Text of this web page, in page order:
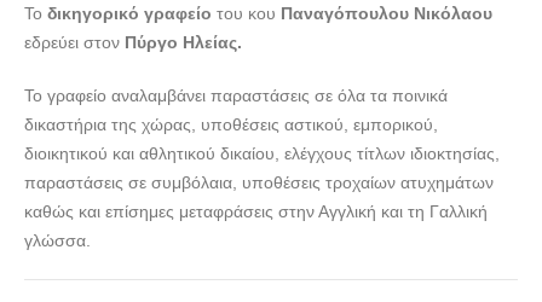
ΔΙΚΗΓΟΡΙΚΟ ΓΡΑΦΕΙΟ ΠΥΡΓΟΣ ΗΛΕΙΑΣ |
ΠΑΝΑΓΟΠΟΥΛΟΣ ΝΙΚΟΛΑΟΣ --- lawyers4u.gr
Το δικηγορικό γραφείο του κου Παναγόπουλου Νικόλαου
εδρεύει στον Πύργο Ηλείας.
Το γραφείο αναλαμβάνει παραστάσεις σε όλα τα ποινικά
δικαστήρια της χώρας, υποθέσεις αστικού, εμπορικού,
διοικητικού και αθλητικού δικαίου, ελέγχους τίτλων ιδιοκτησίας,
παραστάσεις σε συμβόλαια, υποθέσεις τροχαίων ατυχημάτων
καθώς και επίσημες μεταφράσεις στην Αγγλική και τη Γαλλική
γλώσσα.